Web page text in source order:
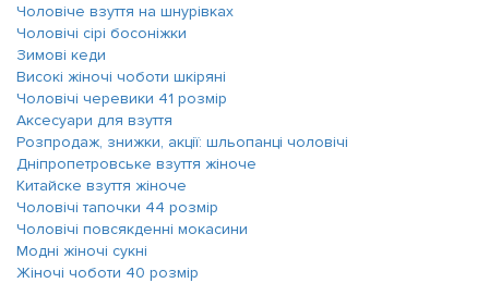
Чоловіче взуття на шнурівках
Чоловічі сірі босоніжки
Зимові кеди
Високі жіночі чоботи шкіряні
Чоловічі черевики 41 розмір
Аксесуари для взуття
Розпродаж, знижки, акції: шльопанці чоловічі
Дніпропетровське взуття жіноче
Китайске взуття жіноче
Чоловічі тапочки 44 розмір
Чоловічі повсякденні мокасини
Модні жіночі сукні
Жіночі чоботи 40 розмір